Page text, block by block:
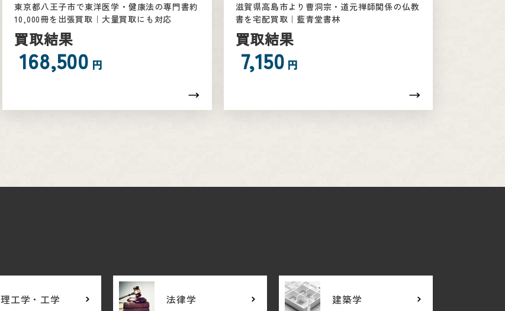
東京都八王子市で東洋医学・健康法の専門書約
10,000冊を出張買取｜大量買取にも対応
買取結果
168,500 円
滋賀県高島市より曹洞宗・道元禅師関係の仏教
書を宅配買取｜藍青堂書林
買取結果
7,150 円
理工学・工学 法律学 建築学